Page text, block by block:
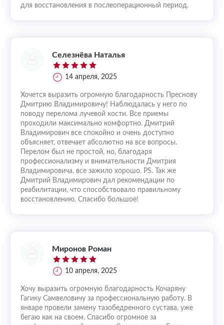
для восстановления в послеоперационный период.
Селезнёва Наталья
14 апреля, 2025
Хочется выразить огромную благодарность Преснову
Дмитрию Владимировичу! Наблюдалась у него по
поводу перелома лучевой кости. Все приемы
проходили максимально комфортно. Дмитрий
Владимирович все спокойно и очень доступно
объясняет, отвечает абсолютно на все вопросы.
Перелом был не простой, но, благодаря
профессионализму и внимательности Дмитрия
Владимировича, все зажило хорошо. PS. Так же
Дмитрий Владимирович дал рекомендации по
реабилитации, что способствовало правильному
восстановлению. Спасибо большое!
Миронов Роман
10 апреля, 2025
Хочу выразить огромную благодарность Кочаряну
Гагику Самвеловичу за профессиональную работу. В
январе провели замену тазобедренного сустава, уже
бегаю как на своем. Спасибо огромное за